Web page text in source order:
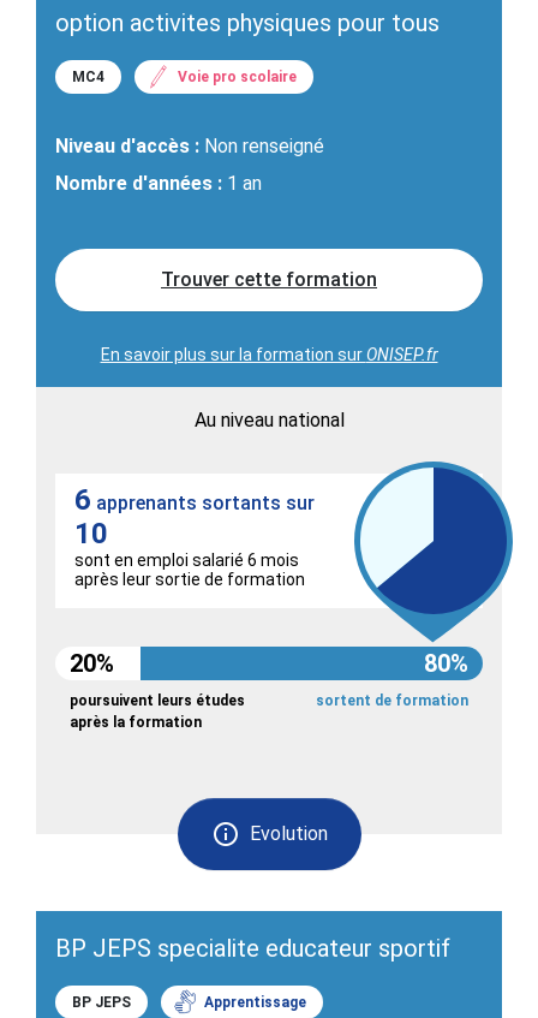
option activites physiques pour tous
MC4 Voie pro scolaire
Niveau d'accès : Non renseigné
Nombre d'années : 1 an
Trouver cette formation
En savoir plus sur la formation surONISEP.fr
Au niveau national
Evolution
6 apprenants sortants sur
10
sont en emploi salarié 6 mois
après leur sortie de formation
20% 80%
poursuivent leurs études
après la formation
sortent de formation
BP JEPS specialite educateur sportif
BP JEPS Apprentissage